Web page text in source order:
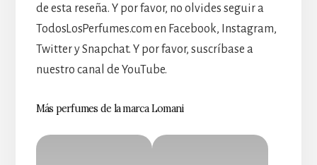
de esta reseña. Y por favor, no olvides seguir a
TodosLosPerfumes.com en Facebook, Instagram,
Twitter y Snapchat. Y por favor, suscríbase a
nuestro canal de YouTube.
Más perfumes de la marca Lomani